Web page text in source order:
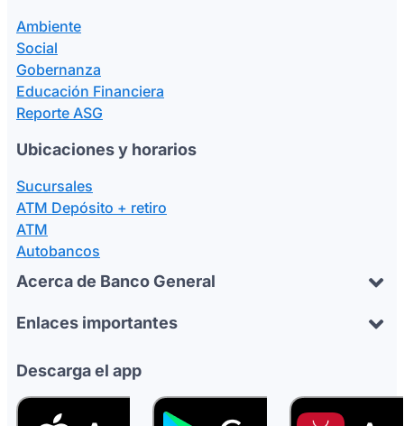
Ambiente
Social
Gobernanza
Educación Financiera
Reporte ASG
Ubicaciones y horarios
Sucursales
ATM Depósito + retiro
ATM
Autobancos
Acerca de Banco General
Enlaces importantes
Descarga el app